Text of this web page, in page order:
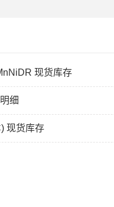
现货库存
细
现货库存